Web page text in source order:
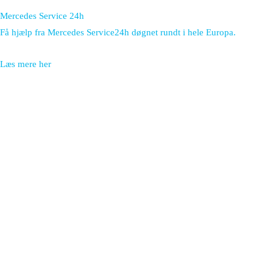
Mercedes Service 24h
Få hjælp fra Mercedes Service24h døgnet rundt i hele Europa.
Læs mere her